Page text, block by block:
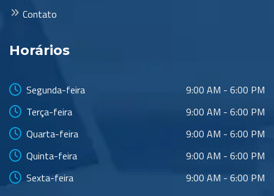
Contato
Horários
Segunda-feira
9:00 AM - 6:00 PM
Terça-feira
9:00 AM - 6:00 PM
Quarta-feira
9:00 AM - 6:00 PM
Quinta-feira
9:00 AM - 6:00 PM
Sexta-feira
9:00 AM - 6:00 PM